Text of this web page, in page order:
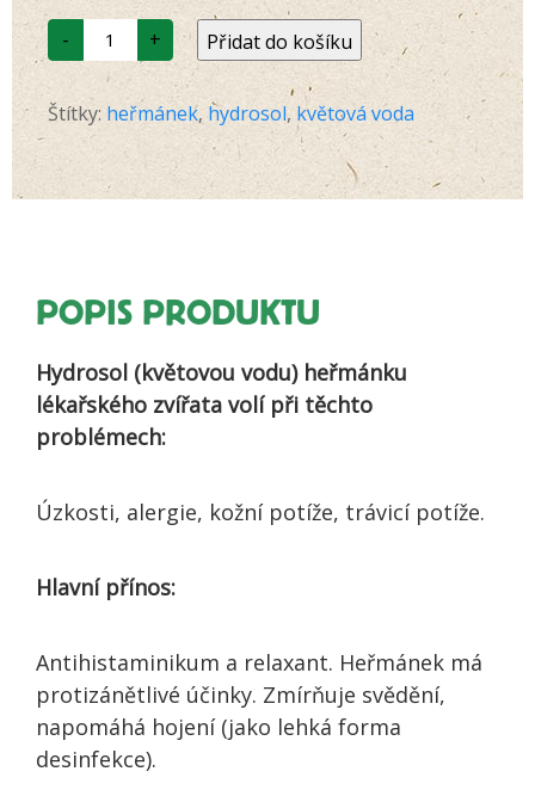
- LÁSKA
D03
Heřmánek
hydrosol
množství
+ Přidat do košíku
Štítky: heřmánek, hydrosol, květová voda
POPIS PRODUKTU
Hydrosol (květovou vodu) heřmánku
lékařského zvířata volí při těchto
problémech:
Úzkosti, alergie, kožní potíže, trávicí potíže.
Hlavní přínos:
Antihistaminikum a relaxant. Heřmánek má
protizánětlivé účinky. Zmírňuje svědění,
napomáhá hojení (jako lehká forma
desinfekce).